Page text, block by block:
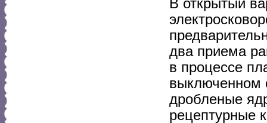
В открытый
два приема
в процессе
выключенном
дробленые
рецептурные